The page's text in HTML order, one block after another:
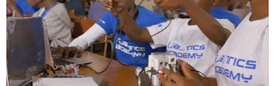
New to online sports betting? Consider These Tips to Play Your First Online Sports Betting Successfully